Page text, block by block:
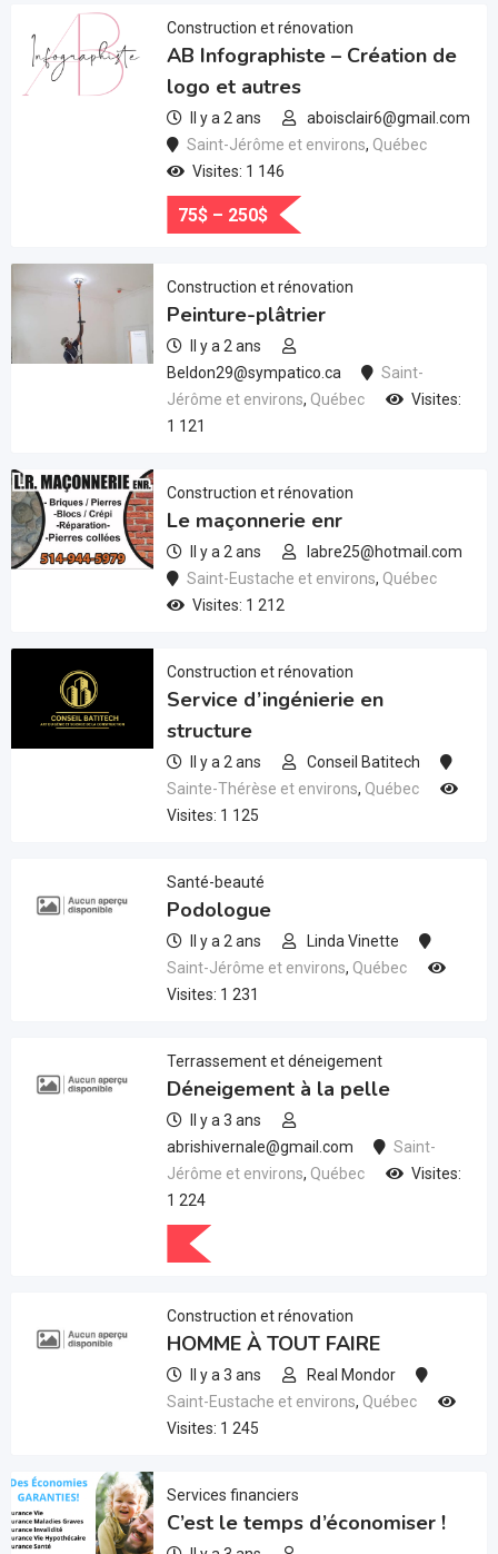
Construction et rénovation
AB Infographiste – Création de
logo et autres
Il y a 2 ans
aboisclair6@gmail.com
Saint-Jérôme et environs, Québec
Visites: 1 146
75$ – 250$
Construction et rénovation
Peinture-plâtrier
Il y a 2 ans
Beldon29@sympatico.ca
Saint-
Jérôme et environs, Québec
Visites:
1 121
Construction et rénovation
Le maçonnerie enr
Il y a 2 ans
labre25@hotmail.com
Saint-Eustache et environs, Québec
Visites: 1 212
Construction et rénovation
Service d’ingénierie en
structure
Il y a 2 ans
Conseil Batitech
Sainte-Thérèse et environs, Québec
Visites: 1 125
Santé-beauté
Podologue
Il y a 2 ans
Linda Vinette
Saint-Jérôme et environs, Québec
Visites: 1 231
Terrassement et déneigement
Déneigement à la pelle
Il y a 3 ans
abrishivernale@gmail.com
Saint-
Jérôme et environs, Québec
Visites:
1 224
Construction et rénovation
HOMME À TOUT FAIRE
Il y a 3 ans
Real Mondor
Saint-Eustache et environs, Québec
Visites: 1 245
Services financiers
C’est le temps d’économiser !